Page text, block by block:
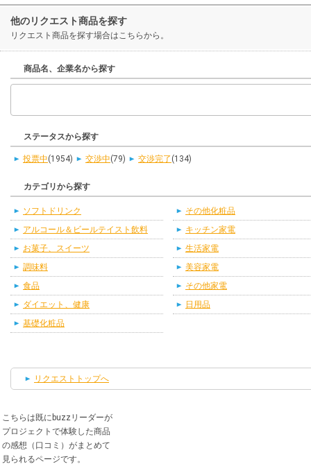
他のリクエスト商品を探す
リクエスト商品を探す場合はこちらから。
商品名、企業名から探す
ステータスから探す
投票中(1954) 交渉中(79) 交渉完了 (134)
カテゴリから探す
ソフトドリンク
アルコール＆ビールテイスト飲料
お菓子、スイーツ
調味料
食品
ダイエット、健康
基礎化粧品
その他化粧品
キッチン家電
生活家電
美容家電
その他家電
日用品
リクエストトップへ
こちらは既にbuzzリーダーが
プロジェクトで体験した商品
の感想（口コミ）がまとめて
見られるページです。